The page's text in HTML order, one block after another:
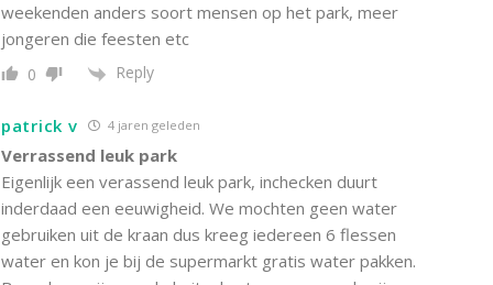
weekenden anders soort mensen op het park, meer
jongeren die feesten etc
0 Reply
patrick v 4 jaren geleden
Verrassend leuk park
Eigenlijk een verassend leuk park, inchecken duurt
inderdaad een eeuwigheid. We mochten geen water
gebruiken uit de kraan dus kreeg iedereen 6 flessen
water en kon je bij de supermarkt gratis water pakken.